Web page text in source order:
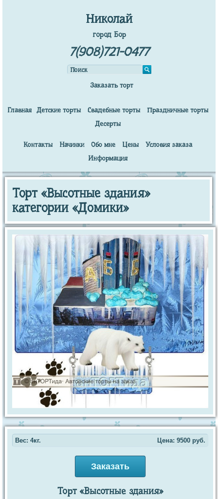
Николай
город Бор
7(908)721-0477
Заказать торт
Главная Детские торты Свадебные торты
Праздничные торты
Десерты
Контакты Начинки Обо мне Цены
Условия заказа
Информация
Торт «Высотные здания»
категории «Домики»
Вес: 4кг. Цена: 9500 руб.
Заказать
Торт «Высотные здания»